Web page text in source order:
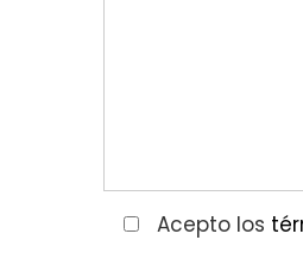
Acepto los